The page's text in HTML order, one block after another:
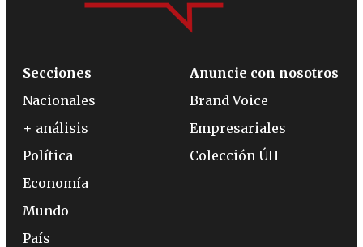
Secciones
Nacionales
+ análisis
Política
Economía
Mundo
País
Anuncie con nosotros
Brand Voice
Empresariales
Colección ÚH